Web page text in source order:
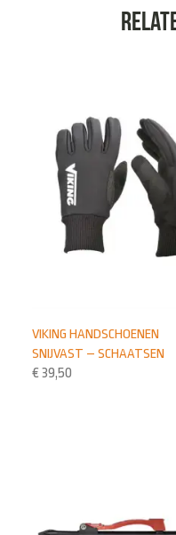
VIKING HANDSCHOENEN
SNIJVAST – SCHAATSEN
€ 39,50